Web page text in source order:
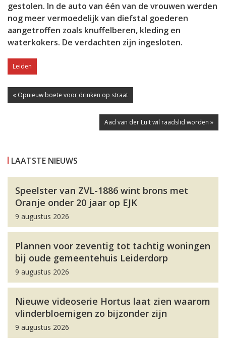
gestolen. In de auto van één van de vrouwen werden
nog meer vermoedelijk van diefstal goederen
aangetroffen zoals knuffelberen, kleding en
waterkokers. De verdachten zijn ingesloten.
Leiden
« Opnieuw boete voor drinken op straat
Aad van der Luit wil raadslid worden »
LAATSTE NIEUWS
Speelster van ZVL-1886 wint brons met
Oranje onder 20 jaar op EJK
9 augustus 2026
Plannen voor zeventig tot tachtig woningen
bij oude gemeentehuis Leiderdorp
9 augustus 2026
Nieuwe videoserie Hortus laat zien waarom
vlinderbloemigen zo bijzonder zijn
9 augustus 2026